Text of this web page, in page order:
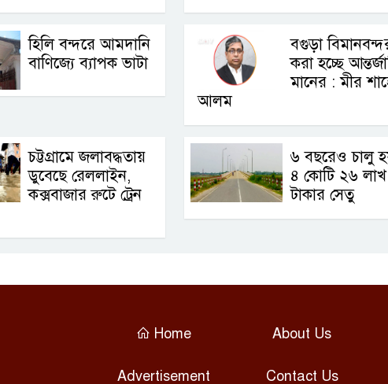
হিলি বন্দরে আমদানি
বাণিজ্যে ব্যাপক ভাটা
বগুড়া
করা হচ্ছে
মানের : মীর
আলম
চট্টগ্রামে জলাবদ্ধতায়
ডুবেছে রেললাইন,
কক্সবাজার রুটে ট্রেন
৬ বছরেও চালু
৪ কোটি ২৬ লাখ
টাকার সেতু
Home About Us
Advertisement Contact Us